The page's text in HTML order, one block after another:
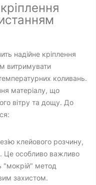
надійне кріплення
витримувати
коливань.
матеріалу, що
вітру та дощу. До
клейового розчину,
Це особливо важливо
"мокрій" метод
захистом.